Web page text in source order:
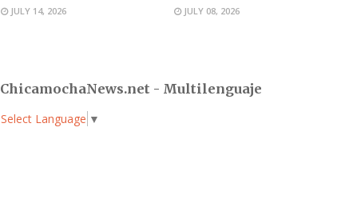
JULY 14, 2026 JULY 08, 2026
ChicamochaNews.net - Multilenguaje
Select Language ▼